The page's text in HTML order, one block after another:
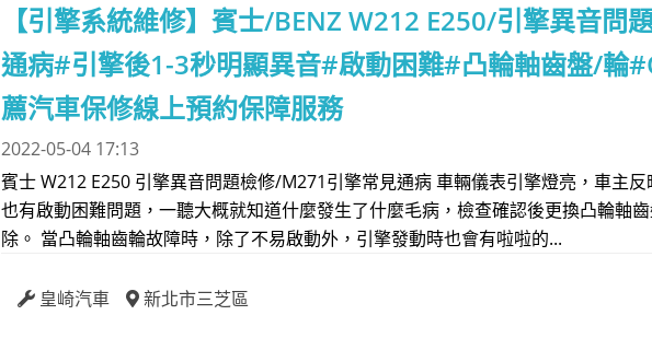
【引擎系統維修】賓士/BENZ W212 E250/引擎異音問
通病#引擎後1-3秒明顯異音#啟動困難#凸輪軸齒盤/輪
薦汽車保修線上預約保障服務
2022-05-04 17:13
賓士 W212 E250 引擎異音問題檢修/M271引擎常見通病 車輛儀表引擎燈亮，車主
也有啟動困難問題，一聽大概就知道什麼發生了什麼毛病，檢查確認後更換凸輪軸
除。 當凸輪軸齒輪故障時，除了不易啟動外，引擎發動時也會有啦啦的...
皇崎汽車 新北市三芝區